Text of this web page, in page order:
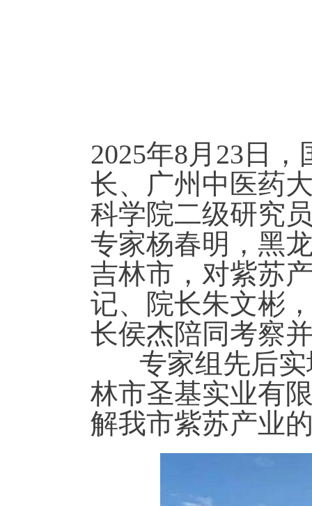
2025年8月23日
长、广州中医药
科学院二级研究
专家杨春明，黑
吉林市，对紫苏
记、院长朱文彬
长侯杰陪同考察
专家组先后实
林市圣基实业有
解我市紫苏产业